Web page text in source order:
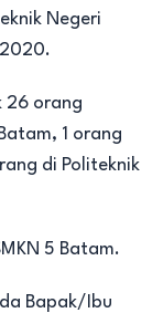
Negeri
26 orang
1 orang
di Politeknik
5 Batam.
Bapak/Ibu